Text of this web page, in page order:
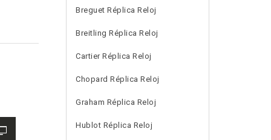
Breguet Réplica Reloj
Breitling Réplica Reloj
Cartier Réplica Reloj
Chopard Réplica Reloj
Graham Réplica Reloj
Hublot Réplica Reloj